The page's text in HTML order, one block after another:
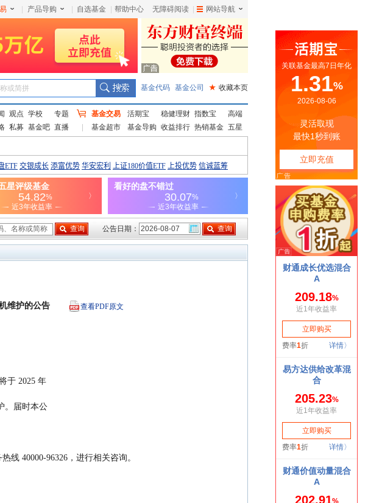
产品导购 自选基金 帮助中心 无障碍阅读 网站导航
或简拼 基金代码 基金公司 ★ 收藏本页
观点 学校
专题
私募 基金吧 直播
基金交易 活期宝 稳健理财 指数宝
高端
基金超市
基金导购 收益排行 热销基金 五星
公告日期：
维护的公告 查看PDF原文
于 2025 年
。届时本公
线 40000-96326，进行相关咨询。